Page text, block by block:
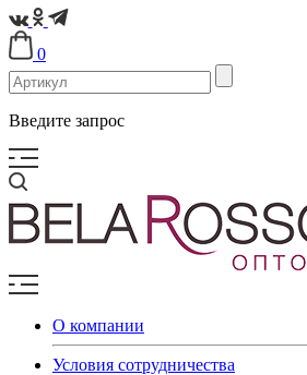
0
Введите запрос
О компании
Условия сотрудничества